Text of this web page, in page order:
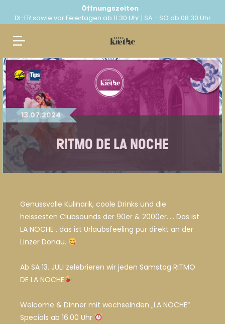
Springe
zum
Inhalt
Öffnungszeiten
DI-FR sowie vor Feiertagen ab 11:30 Uhr | SA - SO ab 08:30 Uhr
13.07.2024
RITMO DE LA NOCHE
Genussvolle Kulinarik, coole Drinks und die
heissesten Clubsounds der 90er & 2000er….. Das ist
LA NOCHE , das ist Urlaubsfeeling pur direkt an der
Linzer Donau.
Ab SA 13. JULI zelebrieren wir jeden Samstag RITMO
DE LA NOCHE
Welcome & Dinner mit wechselnden „LA NOCHE“
Specials ab 16.00 Uhr